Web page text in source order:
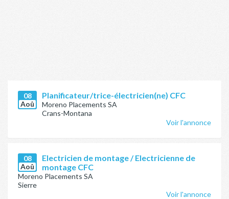
08
Aoû
Planificateur/trice-électricien(ne) CFC
Moreno Placements SA
Crans-Montana
Voir l'annonce
08
Aoû
Electricien de montage / Electricienne de
montage CFC
Moreno Placements SA
Sierre
Voir l'annonce